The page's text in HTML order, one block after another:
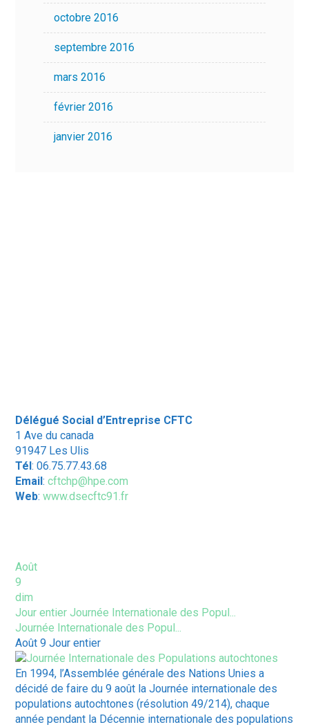
octobre 2016
septembre 2016
mars 2016
février 2016
janvier 2016
Délégué Social d’Entreprise CFTC
1 Ave du canada
91947 Les Ulis
Tél: 06.75.77.43.68
Email:cftchp@hpe.com
Web:www.dsecftc91.fr
Août
9
dim
Jour entierJournée Internationale des Popul...
Journée Internationale des Popul...
Août 9Jour entier
En 1994, l’Assemblée générale des Nations Unies a
décidé de faire du 9 août la Journée internationale des
populations autochtones (résolution 49/214), chaque
année pendant la Décennie internationale des populations